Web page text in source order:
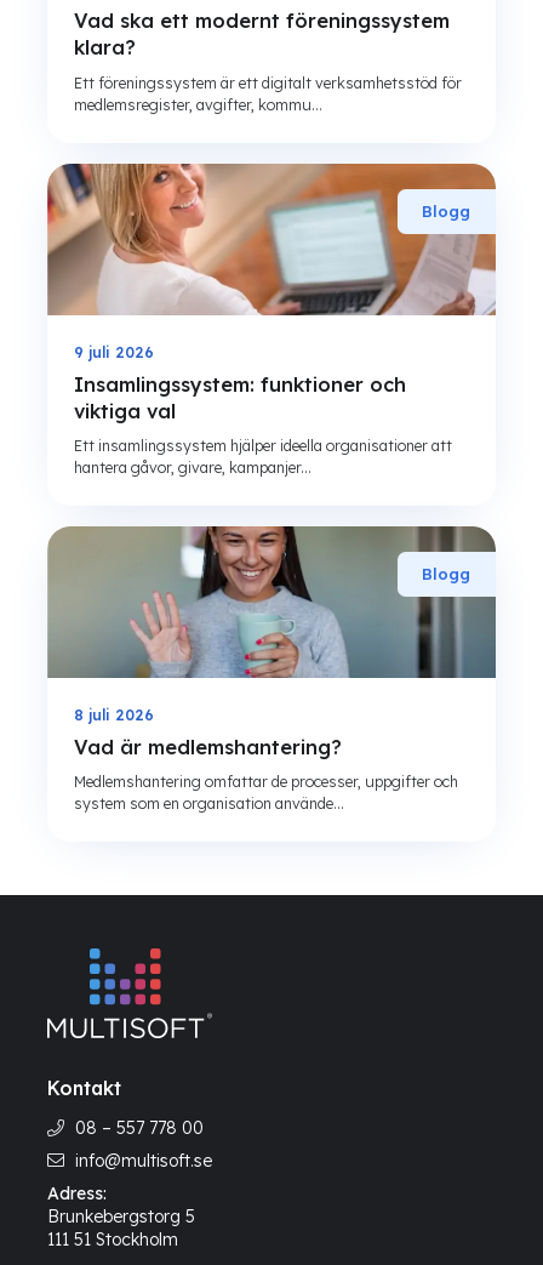
Vad ska ett modernt föreningssystem
klara?
Ett föreningssystem är ett digitalt verksamhetsstöd för
medlemsregister, avgifter, kommu...
Blogg
9 juli 2026
Insamlingssystem: funktioner och
viktiga val
Ett insamlingssystem hjälper ideella organisationer att
hantera gåvor, givare, kampanjer...
Blogg
8 juli 2026
Vad är medlemshantering?
Medlemshantering omfattar de processer, uppgifter och
system som en organisation använde...
Kontakt
08 – 557 778 00
info@multisoft.se
Adress:
Brunkebergstorg 5
111 51 Stockholm